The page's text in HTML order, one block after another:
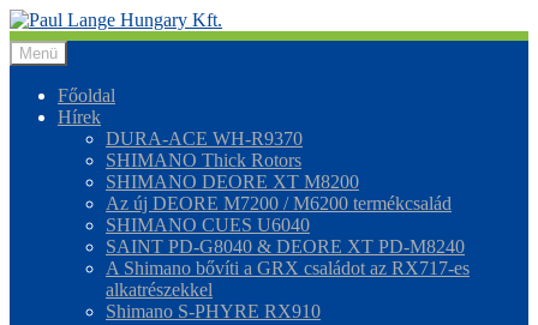
Ugrás
a
navigációhoz
Kilépés
a
tartalomba
Menü
Főoldal
Hírek
DURA-ACE WH-R9370
SHIMANO Thick Rotors
SHIMANO DEORE XT M8200
Az új DEORE M7200 / M6200 termékcsalád
SHIMANO CUES U6040
SAINT PD-G8040 & DEORE XT PD-M8240
A Shimano bővíti a GRX családot az RX717-es
alkatrészekkel
Shimano S-PHYRE RX910